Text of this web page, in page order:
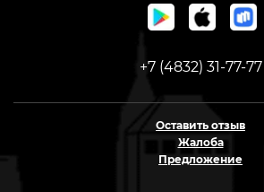
+7 (4832) 31-77-77
Оставить отзыв
Жалоба
Предложение